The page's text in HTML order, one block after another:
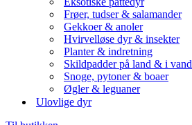
Frøer, tudser & salamander
Gekkoer & anoler
Hvirvelløse dyr & insekter
Planter & indretning
Skildpadder på land & i vand
Snoge, pytoner & boaer
Øgler & leguaner
Ulovlige dyr